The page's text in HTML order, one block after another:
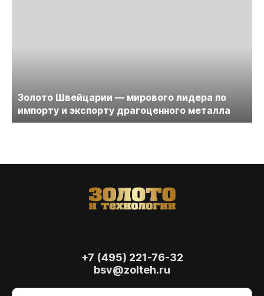
Золото Швейцарии — мирового лидера по
импорту и экспорту драгоценного металла
+7 (495) 221-76-32
bsv@zolteh.ru